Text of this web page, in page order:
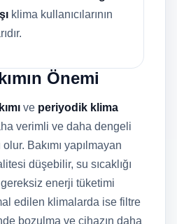
klima kullanıcılarının
Önemi
ve periyodik klima
verimli ve daha dengeli
olur. Bakımı yapılmayan
düşebilir, su sıcaklığı
enerji tüketimi
edilen klimalarda ise filtre
bozulma ve cihazın daha